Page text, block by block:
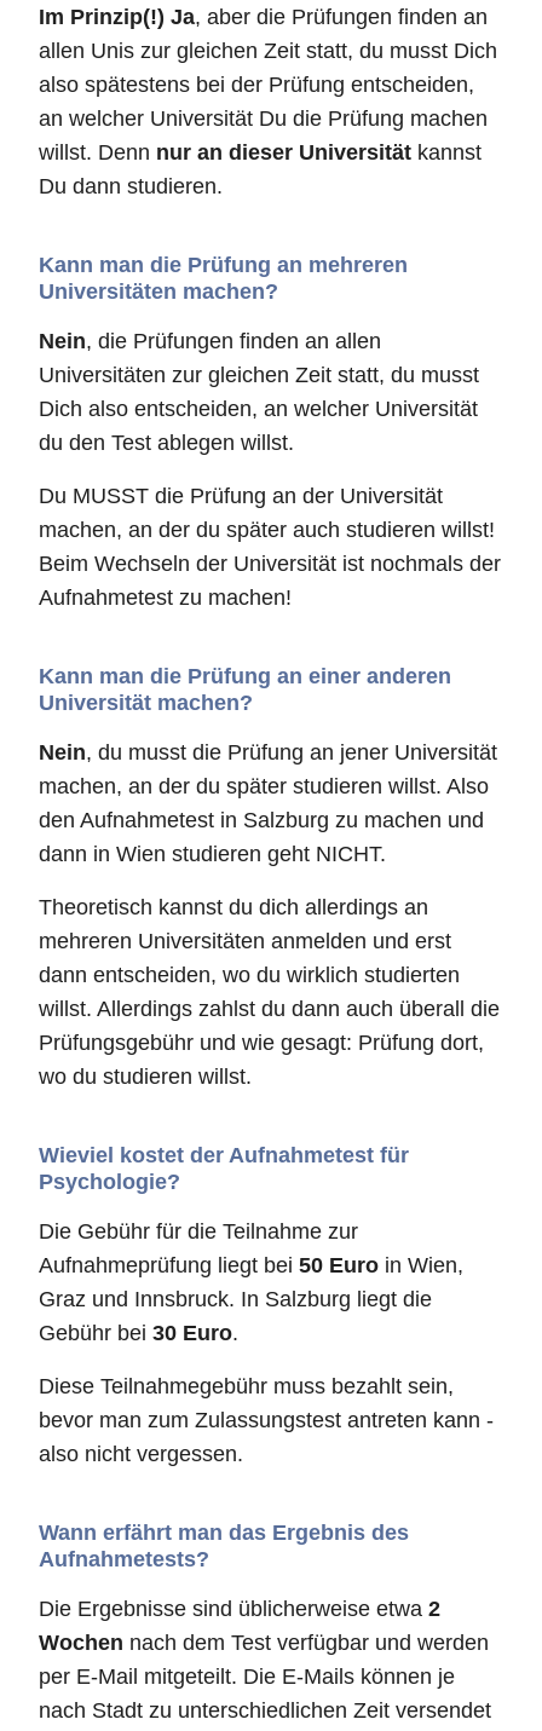
Im Prinzip(!) Ja, aber die Prüfungen finden an
allen Unis zur gleichen Zeit statt, du musst Dich
also spätestens bei der Prüfung entscheiden,
an welcher Universität Du die Prüfung machen
willst. Denn nur an dieser Universität kannst
Du dann studieren.
Kann man die Prüfung an mehreren
Universitäten machen?
Nein, die Prüfungen finden an allen
Universitäten zur gleichen Zeit statt, du musst
Dich also entscheiden, an welcher Universität
du den Test ablegen willst.
Du MUSST die Prüfung an der Universität
machen, an der du später auch studieren willst!
Beim Wechseln der Universität ist nochmals der
Aufnahmetest zu machen!
Kann man die Prüfung an einer anderen
Universität machen?
Nein, du musst die Prüfung an jener Universität
machen, an der du später studieren willst. Also
den Aufnahmetest in Salzburg zu machen und
dann in Wien studieren geht NICHT.
Theoretisch kannst du dich allerdings an
mehreren Universitäten anmelden und erst
dann entscheiden, wo du wirklich studierten
willst. Allerdings zahlst du dann auch überall die
Prüfungsgebühr und wie gesagt: Prüfung dort,
wo du studieren willst.
Wieviel kostet der Aufnahmetest für
Psychologie?
Die Gebühr für die Teilnahme zur
Aufnahmeprüfung liegt bei 50 Euro in Wien,
Graz und Innsbruck. In Salzburg liegt die
Gebühr bei 30 Euro.
Diese Teilnahmegebühr muss bezahlt sein,
bevor man zum Zulassungstest antreten kann -
also nicht vergessen.
Wann erfährt man das Ergebnis des
Aufnahmetests?
Die Ergebnisse sind üblicherweise etwa 2
Wochen nach dem Test verfügbar und werden
per E-Mail mitgeteilt. Die E-Mails können je
nach Stadt zu unterschiedlichen Zeit versendet